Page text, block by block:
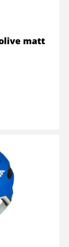
olive matt